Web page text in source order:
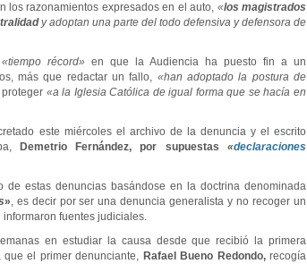
los razonamientos expresados en el auto, «los magistrados
y adoptan una parte del todo defensiva y defensora de
«tiempo récord» en que la Audiencia ha puesto fin a un
más que redactar un fallo, «han adoptado la postura de
«a la Iglesia Católica de igual forma que se hacía en
este miércoles el archivo de la denuncia y el escrito
Demetrio Fernández, por supuestas«declaraciones
de estas denuncias basándose en la doctrina denominada
», es decir por ser una denuncia generalista y no recoger un
fuentes judiciales.
en estudiar la causa desde que recibió la primera
el primer denunciante, Rafael Bueno Redondo,recogía